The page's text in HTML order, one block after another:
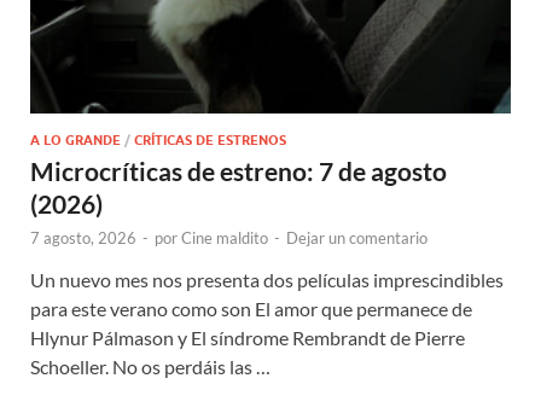
A LO GRANDE / CRÍTICAS DE ESTRENOS
Microcríticas de estreno: 7 de agosto
(2026)
7 agosto, 2026 - porCine maldito - Dejar un comentario
Un nuevo mes nos presenta dos películas imprescindibles
para este verano como son El amor que permanece de
Hlynur Pálmason y El síndrome Rembrandt de Pierre
Schoeller. No os perdáis las …